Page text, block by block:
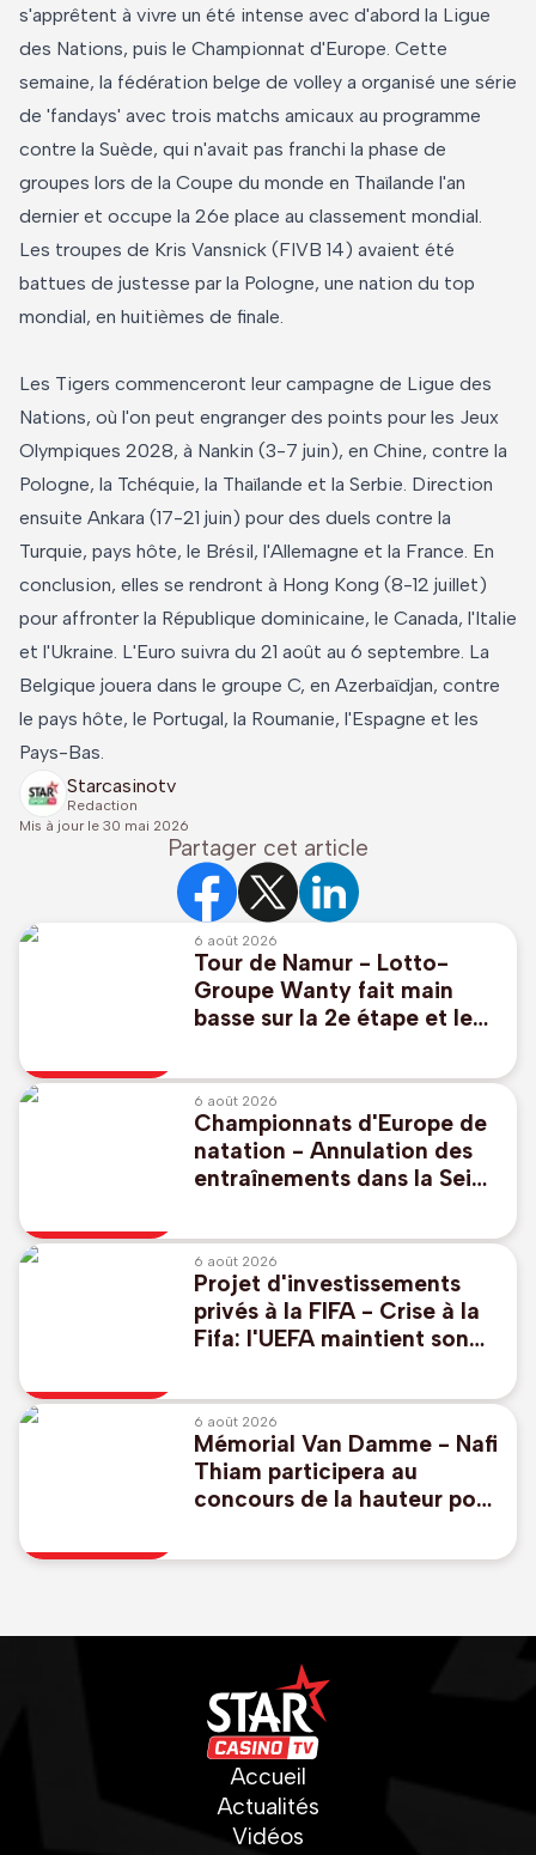
s'apprêtent à vivre un été intense avec d'abord la Ligue
des Nations, puis le Championnat d'Europe. Cette
semaine, la fédération belge de volley a organisé une série
de 'fandays' avec trois matchs amicaux au programme
contre la Suède, qui n'avait pas franchi la phase de
groupes lors de la Coupe du monde en Thaïlande l'an
dernier et occupe la 26e place au classement mondial.
Les troupes de Kris Vansnick (FIVB 14) avaient été
battues de justesse par la Pologne, une nation du top
mondial, en huitièmes de finale.
Les Tigers commenceront leur campagne de Ligue des
Nations, où l'on peut engranger des points pour les Jeux
Olympiques 2028, à Nankin (3-7 juin), en Chine, contre la
Pologne, la Tchéquie, la Thaïlande et la Serbie. Direction
ensuite Ankara (17-21 juin) pour des duels contre la
Turquie, pays hôte, le Brésil, l'Allemagne et la France. En
conclusion, elles se rendront à Hong Kong (8-12 juillet)
pour affronter la République dominicaine, le Canada, l'Italie
et l'Ukraine. L'Euro suivra du 21 août au 6 septembre. La
Belgique jouera dans le groupe C, en Azerbaïdjan, contre
le pays hôte, le Portugal, la Roumanie, l'Espagne et les
Pays-Bas.
Starcasinotv
Redaction
Mis à jour le 30 mai 2026
Partager cet article
6 août 2026
Tour de Namur - Lotto-
Groupe Wanty fait main
basse sur la 2e étape et le
6 août 2026
Championnats d'Europe de
natation - Annulation des
entraînements dans la Seine
vol et Lander Roels
6 août 2026
Projet d'investissements
privés à la FIFA - Crise à la
Fifa: l'UEFA maintient son
monde
6 août 2026
Mémorial Van Damme - Nafi
Thiam participera au
concours de la hauteur pour
Accueil
Actualités
Vidéos